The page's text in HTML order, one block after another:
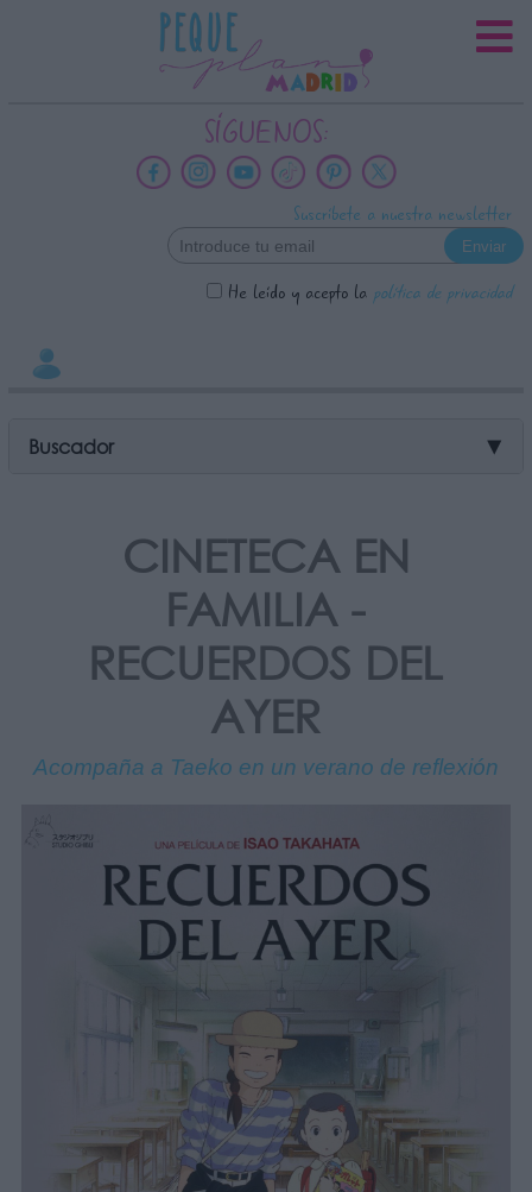
SÍGUENOS:
Suscríbete a nuestra newsletter
He leído y acepto la política de privacidad
Buscador ▼
CINETECA EN
FAMILIA -
RECUERDOS DEL
AYER
Acompaña a Taeko en un verano de reflexión
INFORMACION SOBRE LA
PROTECCIÓN DE TUS DATOS
Datos tratados:
Información adicional